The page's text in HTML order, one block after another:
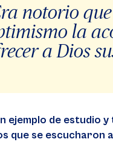
notorio
la
a Dios
ejemplo de estudio
que se escucharon